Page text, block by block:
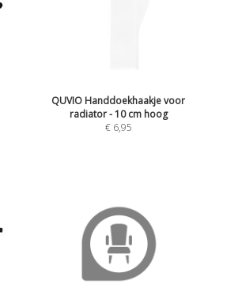
QUVIO Handdoekhaakje voor
radiator - 10 cm hoog
€ 6,95